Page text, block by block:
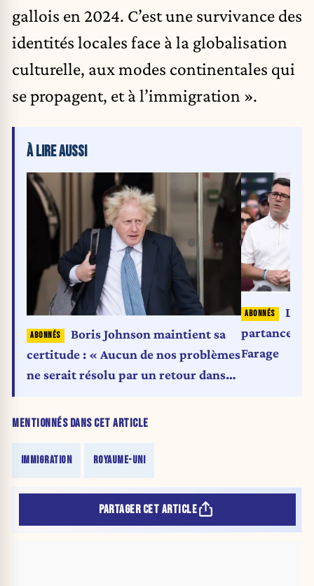
gallois en 2024. C’est une survivance des
identités locales face à la globalisation
culturelle, aux modes continentales qui
se propagent, et à l’immigration ».
MENTIONNÉS DANS CET ARTICLE
IMMIGRATION ROYAUME-UNI
À LIRE AUSSI
Boris Johnson maintient sa
certitude : « Aucun de nos problèmes
ne serait résolu par un retour dans
partance
Farage
PARTAGER CET ARTICLE